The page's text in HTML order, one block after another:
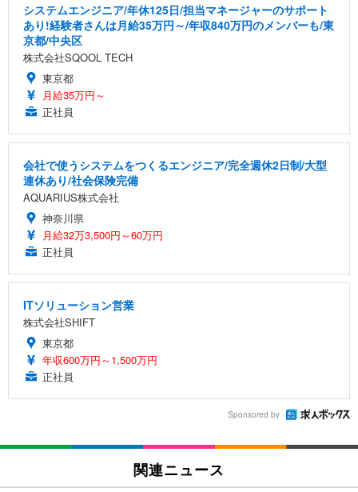
システムエンジニア/年休125日/担当マネージャーのサポート
あり!経験者さんは月給35万円～/年収840万円のメンバーも/東
京都/中央区
株式会社SQOOL TECH
東京都
月給35万円～
正社員
会社で使うシステムをつくるエンジニア/完全週休2日制/大型
連休あり/社会保険完備
AQUARIUS株式会社
神奈川県
月給32万3,500円～60万円
正社員
ITソリューション営業
株式会社SHIFT
東京都
年収600万円～1,500万円
正社員
Sponsored by
関連ニュース